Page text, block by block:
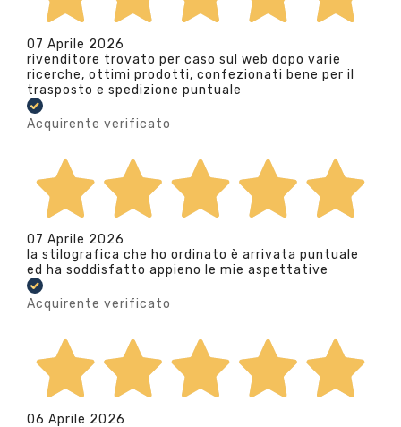
07 Aprile 2026
rivenditore trovato per caso sul web dopo varie
ricerche, ottimi prodotti, confezionati bene per il
trasposto e spedizione puntuale
Acquirente verificato
07 Aprile 2026
la stilografica che ho ordinato è arrivata puntuale
ed ha soddisfatto appieno le mie aspettative
Acquirente verificato
06 Aprile 2026